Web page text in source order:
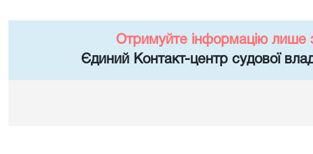
Отримуйте інформацію лише
Єдиний Контакт-центр судової